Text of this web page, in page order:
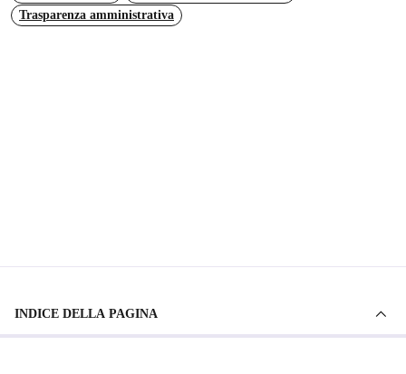
Trasparenza amministrativa
INDICE DELLA PAGINA